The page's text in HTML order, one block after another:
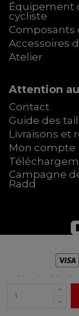
Équipement
cycliste
Composants
Accessoires
Atelier
Attention
Contact
Guide des
Livraisons et
Mon compte
Campagne
Radd
Mention Légale
Cookies